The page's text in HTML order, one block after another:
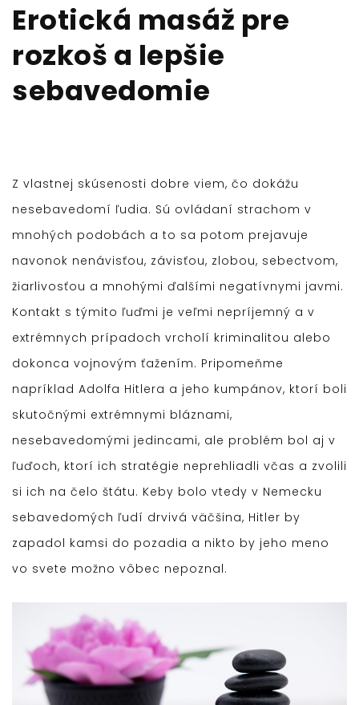
Erotická masáž pre
rozkoš a lepšie
sebavedomie
Z vlastnej skúsenosti dobre viem, čo dokážu
nesebavedomí ľudia. Sú ovládaní strachom v
mnohých podobách a to sa potom prejavuje
navonok nenávisťou, závisťou, zlobou, sebectvom,
žiarlivosťou a mnohými ďalšími negatívnymi javmi.
Kontakt s týmito ľuďmi je veľmi nepríjemný a v
extrémnych prípadoch vrcholí kriminalitou alebo
dokonca vojnovým ťažením. Pripomeňme
napríklad Adolfa Hitlera a jeho kumpánov, ktorí boli
skutočnými extrémnymi bláznami,
nesebavedomými jedincami, ale problém bol aj v
ľuďoch, ktorí ich stratégie neprehliadli včas a zvolili
si ich na čelo štátu. Keby bolo vtedy v Nemecku
sebavedomých ľudí drvivá väčšina, Hitler by
zapadol kamsi do pozadia a nikto by jeho meno
vo svete možno vôbec nepoznal.